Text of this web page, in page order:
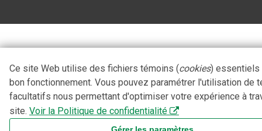
Ce site Web utilise des fichiers témoins (cookies) essentiels
bon fonctionnement. Vous pouvez paramétrer l'utilisation de
facultatifs nous permettant d'optimiser votre expérience à
site. Voir la Politique de confidentialité